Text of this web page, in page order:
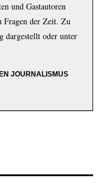
und Gastautoren
Fragen der Zeit. Zu
dargestellt oder unter
JOURNALISMUS